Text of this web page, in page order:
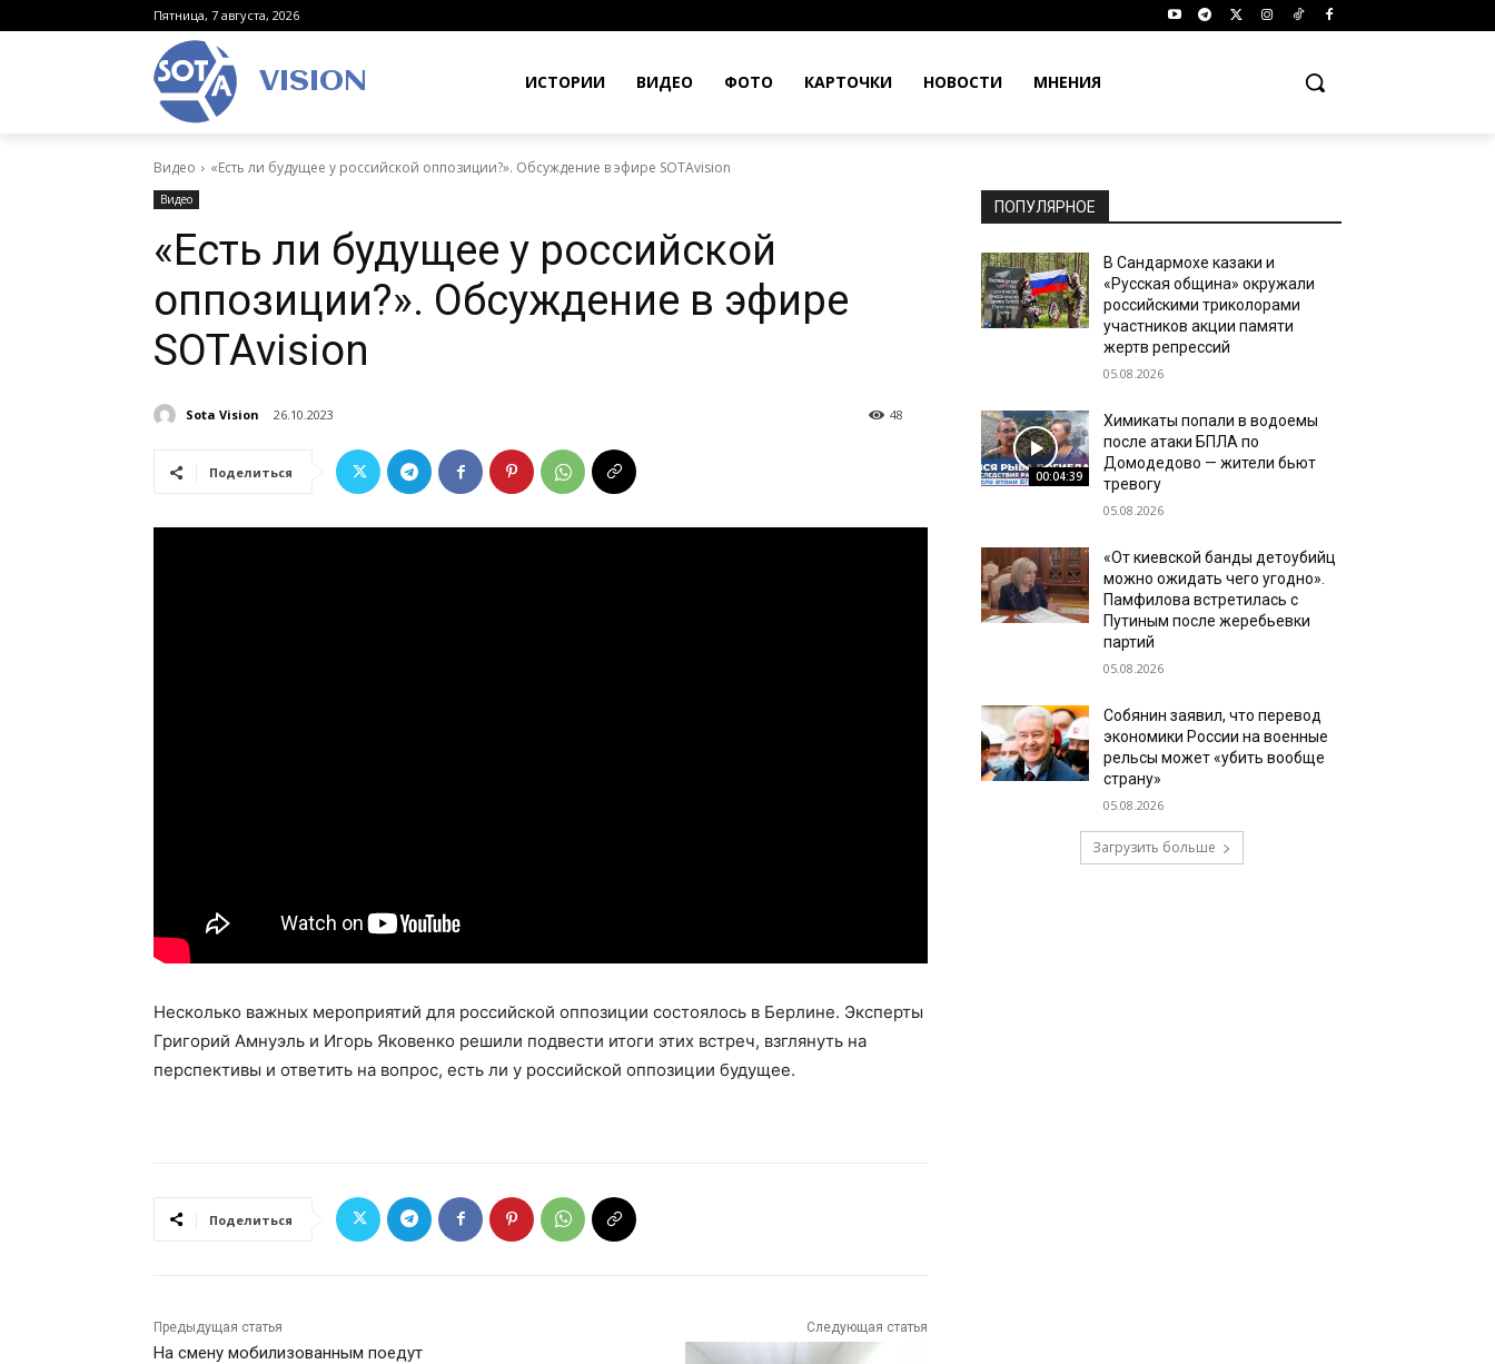
Пятница, 7 августа, 2026
VISION ИСТОРИИ ВИДЕО ФОТО КАРТОЧКИ НОВОСТИ МНЕНИЯ
Видео «Есть ли будущее у российской оппозиции?». Обсуждение в эфире SOTAvision
Видео
«Есть ли будущее у российской
оппозиции?». Обсуждение в эфире
SOTAvision
Sota Vision 26.10.2023 48
Поделиться
Несколько важных мероприятий для российской оппозиции состоялось в Берлине. Эксперты
Григорий Амнуэль и Игорь Яковенко решили подвести итоги этих встреч, взглянуть на
перспективы и ответить на вопрос, есть ли у российской оппозиции будущее.
Поделиться
Предыдущая статья
На смену мобилизованным поедут
Следующая статья
ПОПУЛЯРНОЕ
В Сандармохе казаки и
«Русская община» окружали
российскими триколорами
участников акции памяти
жертв репрессий
05.08.2026
00:04:39
Химикаты попали в водоемы
после атаки БПЛА по
Домодедово — жители бьют
тревогу
05.08.2026
«От киевской банды детоубийц
можно ожидать чего угодно».
Памфилова встретилась с
Путиным после жеребьевки
партий
05.08.2026
Собянин заявил, что перевод
экономики России на военные
рельсы может «убить вообще
страну»
05.08.2026
Загрузить больше